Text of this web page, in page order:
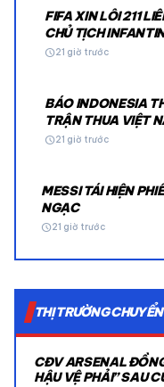
FIFA XIN LỖI 211
CHỦ TỊCH
schedule21 giờ trước
BÁO INDONESIA
TRẬN THUA VIỆT
schedule21 giờ trước
MESSI TÁI HIỆN
NGẠC
schedule21 giờ trước
THỊ TRƯỜNG
CĐV ARSENAL
HẬU VỆ PHẢI” SAU